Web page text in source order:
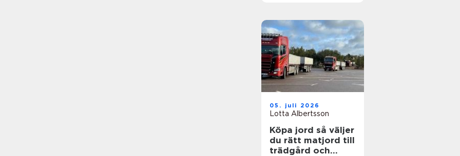
05. juli 2026
Lotta Albertsson
Köpa jord så väljer
du rätt matjord till
trädgård och